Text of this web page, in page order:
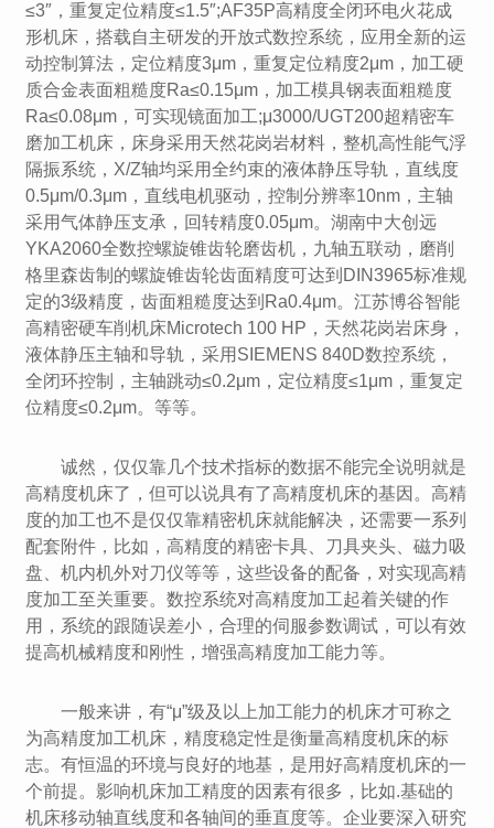
≤3″，重复定位精度≤1.5″;AF35P高精度全闭环电火花成
形机床，搭载自主研发的开放式数控系统，应用全新的运
动控制算法，定位精度3μm，重复定位精度2μm，加工硬
质合金表面粗糙度Ra≤0.15μm，加工模具钢表面粗糙度
Ra≤0.08μm，可实现镜面加工;μ3000/UGT200超精密车
磨加工机床，床身采用天然花岗岩材料，整机高性能气浮
隔振系统，X/Z轴均采用全约束的液体静压导轨，直线度
0.5μm/0.3μm，直线电机驱动，控制分辨率10nm，主轴
采用气体静压支承，回转精度0.05μm。湖南中大创远
YKA2060全数控螺旋锥齿轮磨齿机，九轴五联动，磨削
格里森齿制的螺旋锥齿轮齿面精度可达到DIN3965标准规
定的3级精度，齿面粗糙度达到Ra0.4μm。江苏博谷智能
高精密硬车削机床Microtech 100 HP，天然花岗岩床身，
液体静压主轴和导轨，采用SIEMENS 840D数控系统，
全闭环控制，主轴跳动≤0.2μm，定位精度≤1μm，重复定
位精度≤0.2μm。等等。
诚然，仅仅靠几个技术指标的数据不能完全说明就是
高精度机床了，但可以说具有了高精度机床的基因。高精
度的加工也不是仅仅靠精密机床就能解决，还需要一系列
配套附件，比如，高精度的精密卡具、刀具夹头、磁力吸
盘、机内机外对刀仪等等，这些设备的配备，对实现高精
度加工至关重要。数控系统对高精度加工起着关键的作
用，系统的跟随误差小，合理的伺服参数调试，可以有效
提高机械精度和刚性，增强高精度加工能力等。
一般来讲，有“μ”级及以上加工能力的机床才可称之
为高精度加工机床，精度稳定性是衡量高精度机床的标
志。有恒温的环境与良好的地基，是用好高精度机床的一
个前提。影响机床加工精度的因素有很多，比如.基础的
机床移动轴直线度和各轴间的垂直度等。企业要深入研究